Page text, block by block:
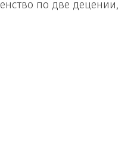
по две децении,